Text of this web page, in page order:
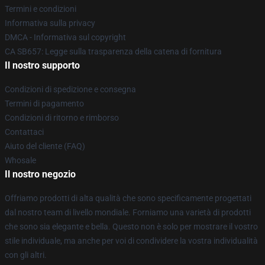
Termini e condizioni
Informativa sulla privacy
DMCA - Informativa sul copyright
CA SB657: Legge sulla trasparenza della catena di fornitura
Il nostro supporto
Condizioni di spedizione e consegna
Termini di pagamento
Condizioni di ritorno e rimborso
Contattaci
Aiuto del cliente (FAQ)
Whosale
Il nostro negozio
Offriamo prodotti di alta qualità che sono specificamente progettati
dal nostro team di livello mondiale. Forniamo una varietà di prodotti
che sono sia elegante e bella. Questo non è solo per mostrare il vostro
stile individuale, ma anche per voi di condividere la vostra individualità
con gli altri.